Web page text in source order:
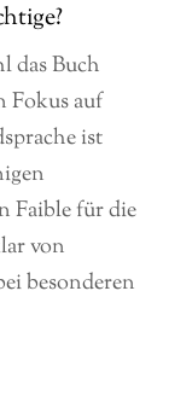
das Buch
Fokus auf
ist
Faible für die
von
besonderen